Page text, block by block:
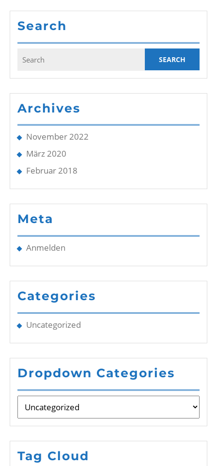
Search
for:
Archives
November 2022
März 2020
Februar 2018
Meta
Anmelden
Categories
Uncategorized
Dropdown Categories
Tag Cloud